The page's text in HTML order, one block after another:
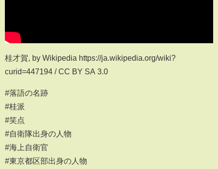
桂才賀, by Wikipedia https://ja.wikipedia.org/wiki?
curid=447194 / CC BY SA 3.0
#落語の名跡
#桂派
#笑点
#自衛隊出身の人物
#海上自衛官
#東京都区部出身の人物